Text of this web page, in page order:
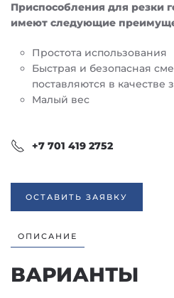
Приспособления для резки
имеют следующие
Простота использования
Быстрая и безопасная
поставляются в качестве
Малый вес
+7 701 419 2752
ОСТАВИТЬ ЗАЯВКУ
ОПИСАНИЕ
ВАРИАНТЫ